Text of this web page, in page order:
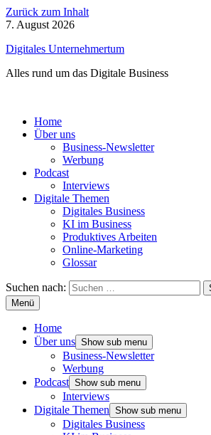
Zurück zum Inhalt
7. August 2026
Digitales Unternehmertum
Alles rund um das Digitale Business
Home
Über uns
Business-Newsletter
Werbung
Podcast
Interviews
Digitale Themen
Digitales Business
KI im Business
Produktives Arbeiten
Online-Marketing
Glossar
Suchen nach:
Menü
Home
Über uns Show sub menu
Business-Newsletter
Werbung
Podcast Show sub menu
Interviews
Digitale Themen Show sub menu
Digitales Business